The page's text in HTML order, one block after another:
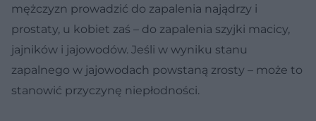
mężczyzn prowadzić do zapalenia najądrzy i
prostaty, u kobiet zaś – do zapalenia szyjki macicy,
jajników i jajowodów. Jeśli w wyniku stanu
zapalnego w jajowodach powstaną zrosty – może to
stanowić przyczynę niepłodności.